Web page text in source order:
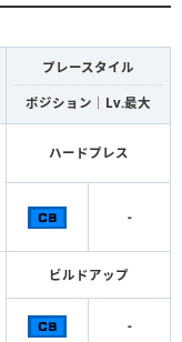
プレースタイル
ポジション｜Lv.最大
ハードプレス
-
ビルドアップ
-